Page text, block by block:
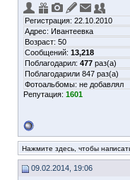
Регистрация: 22.10.2010
Адрес: Ивантеевка
Возраст: 50
Сообщений: 13,218
Поблагодарил: 477 раз(а)
Поблагодарили 847 раз(а)
Фотоальбомы: не добавлял
Репутация: 1601
Нажмите здесь, чтобы
09.02.2014, 19:06